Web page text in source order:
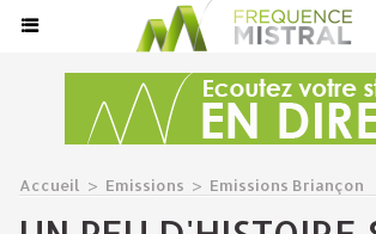
Accueil > Emissions > Emissions Briançon